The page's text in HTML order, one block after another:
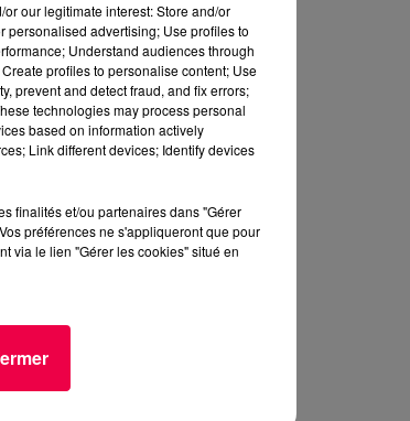
our legitimate interest: Store and/or
personalised advertising; Use profiles to
Understand audiences through
profiles to personalise content; Use
prevent and detect fraud, and fix errors;
technologies may process personal
based on information actively
Link different devices; Identify devices
finalités et/ou partenaires dans "Gérer
préférences ne s'appliqueront que pour
via le lien "Gérer les cookies" situé en